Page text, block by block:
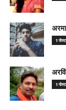
1 पोस्ट
1 पोस्ट